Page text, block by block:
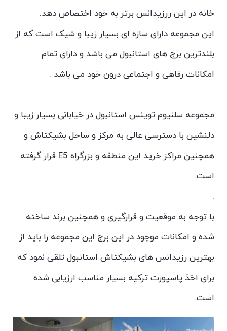
خانه در این ررزیدانس برتر به خود اختصاص دهد.
این مجموعه دارای سازه ای بسیار زیبا و شیک است ‌که از
بلندترین برج های استانبول می باشد و دارای تمام
امکانات رفاهی و اجتماعی درون خود می باشد .
.
مجموعه سلنیوم توینس استانبول در خیابانی بسیار زیبا و
دلنشین با دسترسی عالی به مرکز و ساحل بشیکتاش و
همچنین مراکز خرید این منطقه و بزرگراه E5 قرار گرفته
است.
.
با توجه به موقعیت و قرارگیری و همچنین برند ساخته
شده و امکانات موجود در این برج این مجموعه را باید از
بهترین رزیدانس های بشیکتاش استانبول تلقی نمود که
برای اخذ پاسپورت ترکیه بسیار مناسب ارزیابی شده
است.